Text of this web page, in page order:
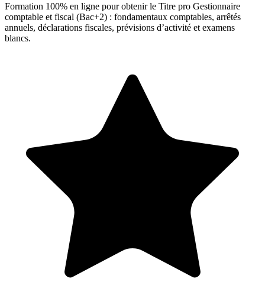
Formation 100% en ligne pour obtenir le Titre pro Gestionnaire
comptable et fiscal (Bac+2) : fondamentaux comptables, arrêtés
annuels, déclarations fiscales, prévisions d’activité et examens
blancs.